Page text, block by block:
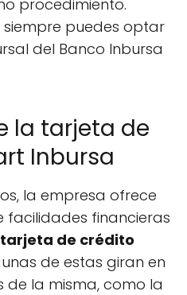
procedimiento.
puedes optar
del Banco Inbursa
la tarjeta de
Inbursa
la empresa ofrece
financieras
tarjeta de crédito
de estas giran en
de la misma, como la